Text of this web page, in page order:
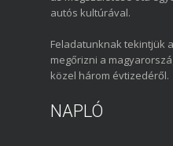
autós kultúrával.
Feladatunknak tekintjük
megőrizni a
közel három évtizedéről.
NAPLÓ